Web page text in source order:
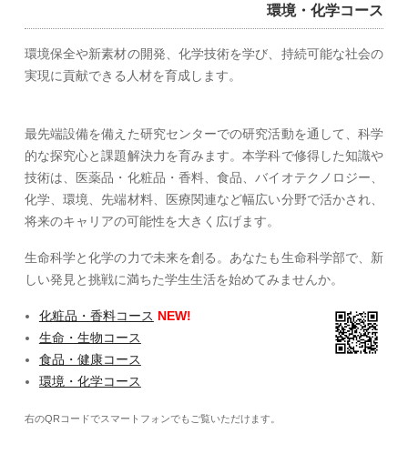
環境・化学コース
環境保全や新素材の開発、化学技術を学び、持続可能な社会の
実現に貢献できる人材を育成します。
最先端設備を備えた研究センターでの研究活動を通して、科学
的な探究心と課題解決力を育みます。本学科で修得した知識や
技術は、医薬品・化粧品・香料、食品、バイオテクノロジー、
化学、環境、先端材料、医療関連など幅広い分野で活かされ、
将来のキャリアの可能性を大きく広げます。
生命科学と化学の力で未来を創る。あなたも生命科学部で、新
しい発見と挑戦に満ちた学生生活を始めてみませんか。
化粧品・香料コース NEW!
生命・生物コース
食品・健康コース
環境・化学コース
右のQRコードでスマートフォンでもご覧いただけます。